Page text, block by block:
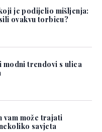
je podijelio mišljenja:
ovakvu torbicu?
modni trendovi s ulica
vam može trajati
savjeta